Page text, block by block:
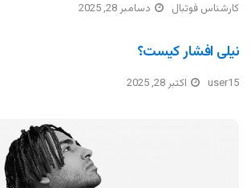
کارشناس فوتبال دسامبر 28, 2025
نیلی افشار کیست؟
user15 اکتبر 28, 2025